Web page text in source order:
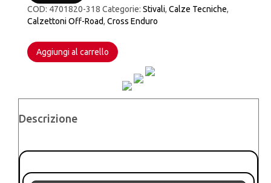
MX
PLUS
SOCKS
RED
COD: 4701820-318 Categorie: Stivali, Calze Tecniche,
Calzettoni Off-Road, Cross Enduro
Aggiungi al carrello
Descrizione